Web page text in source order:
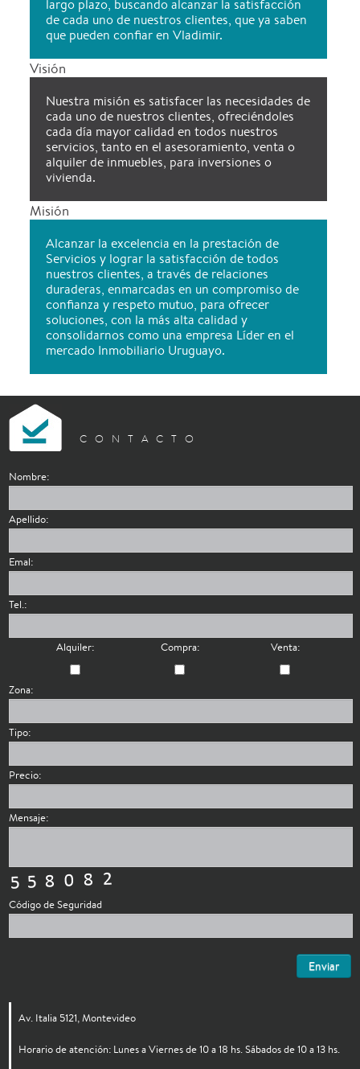
largo plazo, buscando alcanzar la satisfacción
de cada uno de nuestros clientes, que ya saben
que pueden confiar en Vladimir.
Visión
Nuestra misión es satisfacer las necesidades de
cada uno de nuestros clientes, ofreciéndoles
cada día mayor calidad en todos nuestros
servicios, tanto en el asesoramiento, venta o
alquiler de inmuebles, para inversiones o
vivienda.
Misión
Alcanzar la excelencia en la prestación de
Servicios y lograr la satisfacción de todos
nuestros clientes, a través de relaciones
duraderas, enmarcadas en un compromiso de
confianza y respeto mutuo, para ofrecer
soluciones, con la más alta calidad y
consolidarnos como una empresa Líder en el
mercado Inmobiliario Uruguayo.
CONTACTO
Nombre:
Apellido:
Emal:
Tel.:
Alquiler: Compra: Venta:
Zona:
Tipo:
Precio:
Mensaje:
Código de Seguridad
Enviar
Av. Italia 5121, Montevideo
Horario de atención: Lunes a Viernes de 10 a 18 hs. Sábados de 10 a 13 hs.